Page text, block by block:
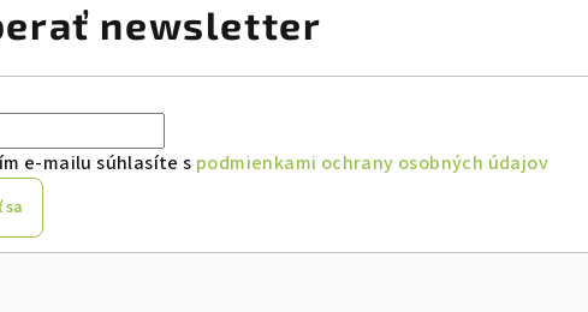
newsletter
e-mailu súhlasíte s podmienkami ochrany osobných údajov
sa